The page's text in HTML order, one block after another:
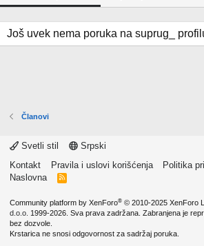
Još uvek nema poruka na suprug_
Članovi
Svetli stil
Srpski
Kontakt
Pravila i uslovi korišćenja Politika
Naslovna
R
Community platform by XenForo® © 2010-2025 XenForo
d.o.o. 1999-2026. Sva prava zadržana. Zabranjena je
bez dozvole.
Krstarica ne snosi odgovornost za sadržaj poruka.